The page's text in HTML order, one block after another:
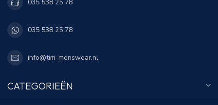
035 538 25 78
035 538 25 78
info@tim-menswear.nl
CATEGORIEËN